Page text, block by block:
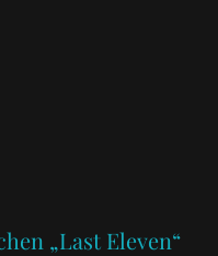
„Last Eleven“